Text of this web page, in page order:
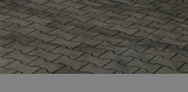
Funkcjonalność Niesklasyfikowane
strony internetowej, takich jak logowanie użytkownika i
korzystać ze strony internetowej.